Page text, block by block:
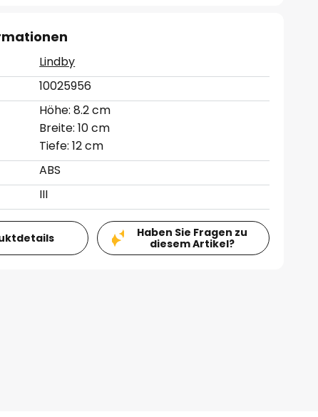
Lindby
10025956
Höhe: 8.2 cm
Breite: 10 cm
Tiefe: 12 cm
ABS
III
Haben Sie Fragen zu
diesem Artikel?